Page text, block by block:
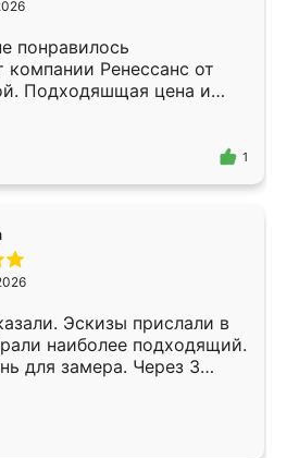
понравилось
компании Ренессанс от
Подходяшщая цена и
Приехавший
Владислав
эскизу самый
1
Эскизы прислали в
наиболее подходящий.
для замера. Через 3
уже готова. Остались
Спасибо Ренессанс
работу!